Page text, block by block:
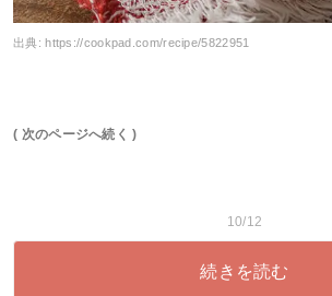
出典:https://cookpad.com/recipe/5822951
( 次のページへ続く )
10/12
続きを読む